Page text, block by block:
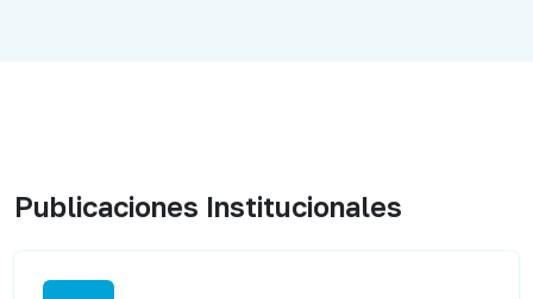
Publicaciones Institucionales